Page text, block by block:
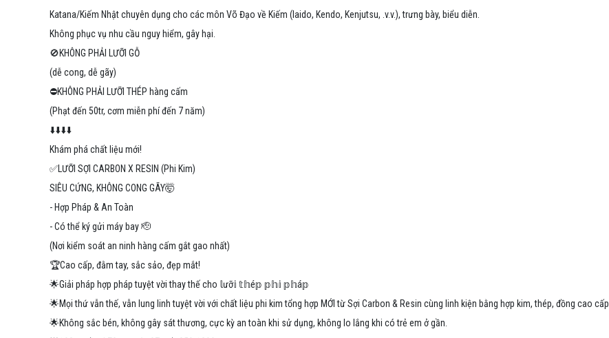
Katana/Kiếm Nhật chuyên dụng cho các môn Võ Đạo về Kiếm (Iaido, Kendo, Kenjutsu, .v.v.), trưng bày, biểu diễn.
Không phục vụ nhu cầu nguy hiểm, gây hại.
🚫KHÔNG PHẢI LƯỠI GỖ
(dễ cong, dễ gãy)
⛔️KHÔNG PHẢI LƯỠI THÉP hàng cấm
(Phạt đến 50tr, cơm miễn phí đến 7 năm)
⬇️⬇️⬇️⬇️
Khám phá chất liệu mới!
✅️LƯỠI SỢI CARBON X RESIN (Phi Kim)
SIÊU CỨNG, KHÔNG CONG GÃY🤯
- Hợp Pháp & An Toàn
- Có thể ký gửi máy bay 🫡
(Nơi kiểm soát an ninh hàng cấm gắt gao nhất)
🏆Cao cấp, đằm tay, sắc sảo, đẹp mắt!
🌟Giải pháp hợp pháp tuyệt vời thay thế cho 𝕝ưỡ𝕚 𝕥𝕙é𝕡 𝕡𝕙𝕚 𝕡𝕙á𝕡
🌟Mọi thứ vẫn thế, vẫn lung linh tuyệt vời với chất liệu phi kim tổng hợp MỚI từ Sợi Carbon & Resin cùng linh kiện bằng hợp kim, thép, đồng cao cấp
🌟Không sắc bén, không gây sát thương, cực kỳ an toàn khi sử dụng, không lo lắng khi có trẻ em ở gần.